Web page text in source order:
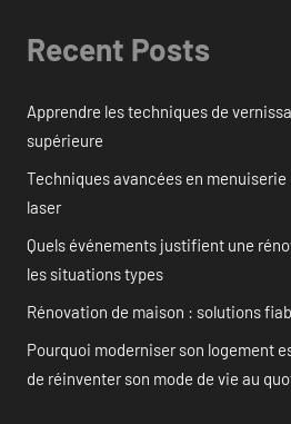
Recent Posts
Apprendre les techniques de
supérieure
Techniques avancées en menuiserie
laser
Quels événements justifient une
les situations types
Rénovation de maison : solutions
Pourquoi moderniser son logement
de réinventer son mode de vie au